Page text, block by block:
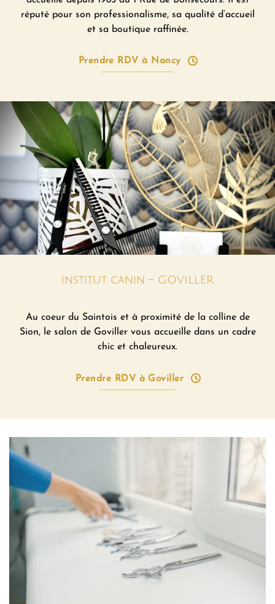
réputé pour son professionalisme, sa qualité d’accueil
et sa boutique raffinée.
Prendre RDV à Nancy
institut canin – GOVILLER
Au coeur du Saintois et à proximité de la colline de
Sion, le salon de Goviller vous accueille dans un cadre
chic et chaleureux.
Prendre RDV à Goviller